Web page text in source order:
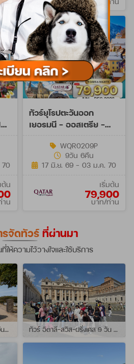
70
ต้น
าน
ทัวร์ยุโรปตะวันออก
เยอรมนี - ออสเตรีย -
9วัน (QR)WQR0209P
9วัน 6คืน
17 มิ.ย. 69 - 03 ม.ค. 70
เริ่มต้น
79,900
บาท/ท่าน
รจัดทัวร์ ที่ผ่านมา
ห้ความไว้วางใจและใช้บริการ
ทัวร์สแกนดิเนเวีย 10 วัน QR วันที่ 23 กรกฏาคม - 01 สิงหาคม 2569 เดินทางกับไกด์พี่จุ้ย และ พี่กั้ง ทัวร์ อิตาลี-สวิส-ฝรั่งเศส 9 วัน QR วันที่ 24 กรกฏาคม - 01 สิงหาคม 2569 เดินทางกับไกด์พี่เช